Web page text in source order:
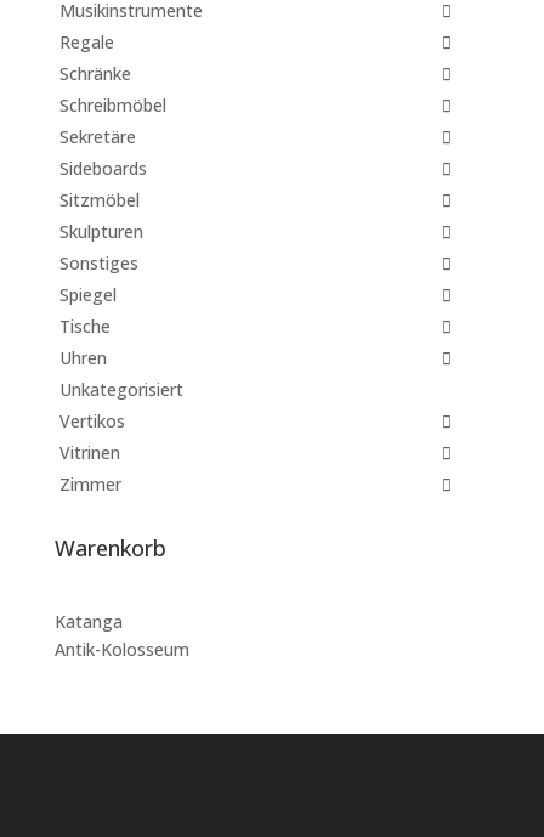
Musikinstrumente
Regale
Schränke
Schreibmöbel
Sekretäre
Sideboards
Sitzmöbel
Skulpturen
Sonstiges
Spiegel
Tische
Uhren
Unkategorisiert
Vertikos
Vitrinen
Zimmer
Warenkorb
Katanga
Antik-Kolosseum